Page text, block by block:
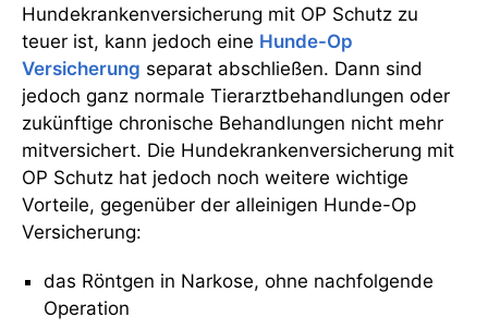
Hundekrankenversicherung mit OP Schutz zu
teuer ist, kann jedoch eine Hunde-Op
Versicherung separat abschließen. Dann sind
jedoch ganz normale Tierarztbehandlungen oder
zukünftige chronische Behandlungen nicht mehr
mitversichert. Die Hundekrankenversicherung mit
OP Schutz hat jedoch noch weitere wichtige
Vorteile, gegenüber der alleinigen Hunde-Op
Versicherung:
das Röntgen in Narkose, ohne nachfolgende
Operation